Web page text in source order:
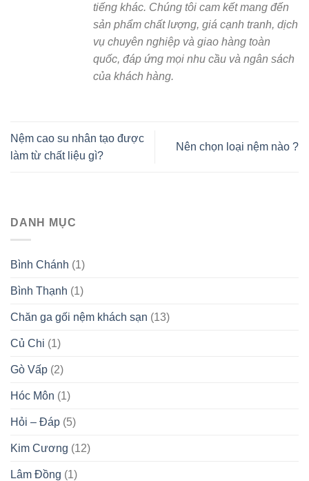
tiếng khác. Chúng tôi cam kết mang đến
sản phẩm chất lượng, giá cạnh tranh, dịch
vụ chuyên nghiệp và giao hàng toàn
quốc, đáp ứng mọi nhu cầu và ngân sách
của khách hàng.
Nệm cao su nhân tạo được
làm từ chất liệu gì?
Nên chọn loại nệm nào ?
DANH MỤC
Bình Chánh (1)
Bình Thạnh (1)
Chăn ga gối nệm khách sạn (13)
Củ Chi (1)
Gò Vấp (2)
Hóc Môn (1)
Hỏi – Đáp (5)
Kim Cương (12)
Lâm Đồng (1)